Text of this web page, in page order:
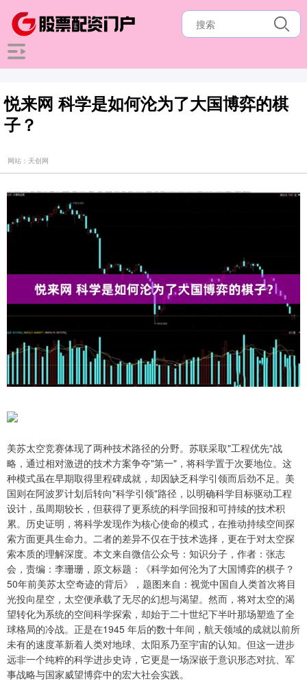
悦来网 科学是如何沦为了大国博弈的棋
子？
网站：天创网
美苏太空竞赛体现了两种技术路径的分野。苏联采取"工程优先"战
略，通过相对激进的技术方案争夺"第一"，将科学置于次要地位。这
种模式虽在早期取得里程碑成就，却因缺乏科学引领而后劲不足。美
国则在阿波罗计划后转向"科学引领"路径，以明确科学目标驱动工程
设计，虽周期较长，但获得了更系统的科学回报和可持续的技术积
累。历史证明，将科学发现作为核心使命的模式，在推动持续空间探
索方面更具生命力。二者的差异不仅在于技术选择，更在于对太空探
索本质的理解深度。本文来自微信公众号：知识分子，作者：张志
会，责编：李珊珊，原文标题：《科学如何沦为了大国博弈的棋子？
50年前美苏太空奇迹的背后》，题图来自：视觉中国自人类首次将目
光投向星空，太空便承载了无尽的幻想与渴望。然而，将对太空的渴
望转化为系统的空间科学探索，却始于二十世纪下半叶那场塑造了全
球格局的冷战。正是在1945 年后的数十年间，航天领域的成就以前所
未有的速度革新着人类对地球、太阳系乃至宇宙的认知。但这一进步
远非一个纯粹的科学进步史诗，它更是一场深嵌于意识形态对抗、军
事战略与国家威望博弈中的宏大社会实践。